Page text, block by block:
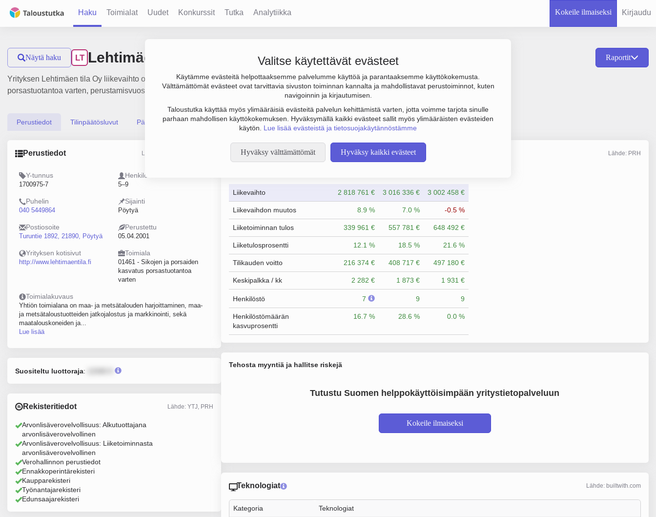
Haku Toimialat Uudet Konkurssit Tutka Analytiikka Kokeile ilmaiseksi Kirjaudu
Valitse käytettävät evästeet
Käytämme evästeitä helpottaaksemme palvelumme käyttöä ja parantaaksemme käyttökokemusta.
Välttämättömät evästeet ovat tarvittavia sivuston toiminnan kannalta ja mahdollistavat perustoiminnot, kuten
navigoinnin ja kirjautumisen.
Taloustutka käyttää myös ylimääräisiä evästeitä palvelun kehittämistä varten, jotta voimme tarjota sinulle
parhaan mahdollisen käyttökokemuksen. Hyväksymällä kaikki evästeet sallit myös ylimääräisten evästeiden
käytön. Lue lisää evästeistä ja tietosuojakäytännöstämme
Hyväksy välttämättömät Hyväksy kaikki evästeet
Näytä haku LT Lehtimäen tila Oy Raportit
Yrityksen Lehtimäen tila Oy liikevaihto on 3 milj. €, tulos 648 000 € ja henkilöstömäärä 9. Sen päätoimiala on Sikojen ja porsaiden kasvatus
porsastuotantoa varten, perustamisvuosi 2001 ja sijainti Pöytyä. Yrityksen yhtiömuoto Osakeyhtiö (OY).
Perustiedot Tilinpäätösluvut Päättäjätiedot
Perustiedot Lähde: YTJ, PRH, Traficom
Y-tunnus
1700975-7
Henkilöstömäärä
5–9
Puhelin
040 5449864
Sijainti
Pöytyä
Postiosoite
Turuntie 1892, 21890, Pöytyä
Perustettu
05.04.2001
Yrityksen kotisivut
http://www.lehtimaentila.fi
Toimiala
01461 - Sikojen ja porsaiden
kasvatus porsastuotantoa
varten
Toimialakuvaus
Yhtiön toimialana on maa- ja metsätalouden harjoittaminen, maa-
ja metsätaloustuotteiden jatkojalostus ja markkinointi, sekä
maatalouskoneiden ja...
Lue lisää
Suositeltu luottoraja:
Rekisteritiedot Lähde: YTJ, PRH
Arvonlisäverovelvollisuus: Alkutuottajana
arvonlisäverovelvollinen
Arvonlisäverovelvollisuus: Liiketoiminnasta
arvonlisäverovelvollinen
Verohallinnon perustiedot
Ennakkoperintärekisteri
Kaupparekisteri
Työnantajarekisteri
Edunsaajarekisteri
Taloustiedot Lähde: PRH
Liikevaihto 2 818 761 € 3 016 336 € 3 002 458 €
Liikevaihdon muutos 8.9 % 7.0 % -0.5 %
Liiketoiminnan tulos 339 961 € 557 781 € 648 492 €
Liiketulosprosentti 12.1 % 18.5 % 21.6 %
Tilikauden voitto 216 374 € 408 717 € 497 180 €
Keskipalkka / kk 2 282 € 1 873 € 1 931 €
Henkilöstö 7 9 9
Henkilöstömäärän
kasvuprosentti
16.7 % 28.6 % 0.0 %
Tehosta myyntiä ja hallitse riskejä
Tutustu Suomen helppokäyttöisimpään yritystietopalveluun
Kokeile ilmaiseksi
Teknologiat Lähde: builtwith.com
Kategoria Teknologiat